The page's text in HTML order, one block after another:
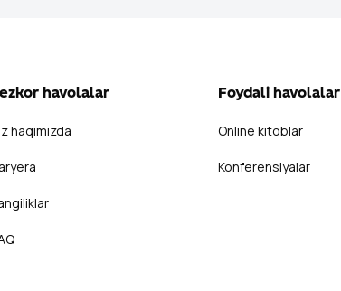
havolalar
haqimizda
Foydali havolalar
Online kitoblar
Konferensiyalar